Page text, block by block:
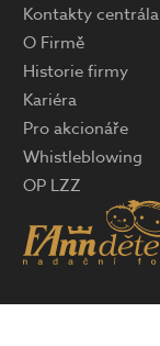
Kontakty centrála
O Firmě
Historie firmy
Kariéra
Pro akcionáře
Whistleblowing
OP LZZ